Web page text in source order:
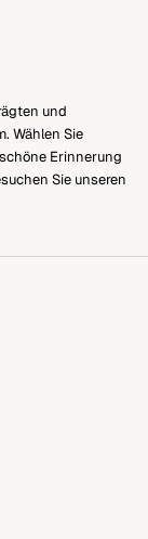
und
Wählen Sie
Erinnerung
Sie unseren